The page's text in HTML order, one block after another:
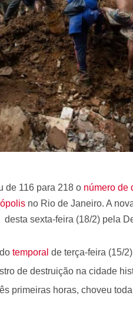
de 116 para 218 o número de
no Rio de Janeiro. A
desta sexta-feira (18/2) pela
temporal de terça-feira (15/
de destruição na cidade
primeiras horas, choveu